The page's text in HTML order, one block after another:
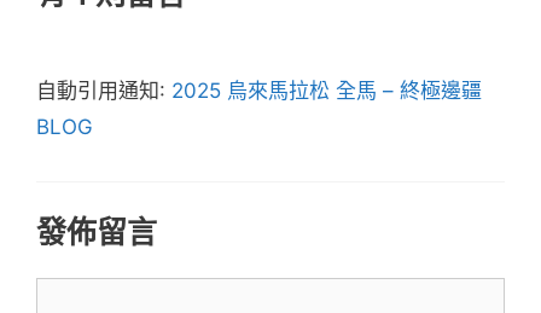
自動引用通知: 2025 烏來馬拉松 全馬 – 終極邊疆
BLOG
發佈留言